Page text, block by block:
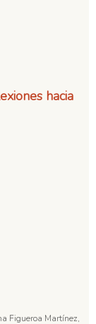
hacia
Figueroa Martínez,